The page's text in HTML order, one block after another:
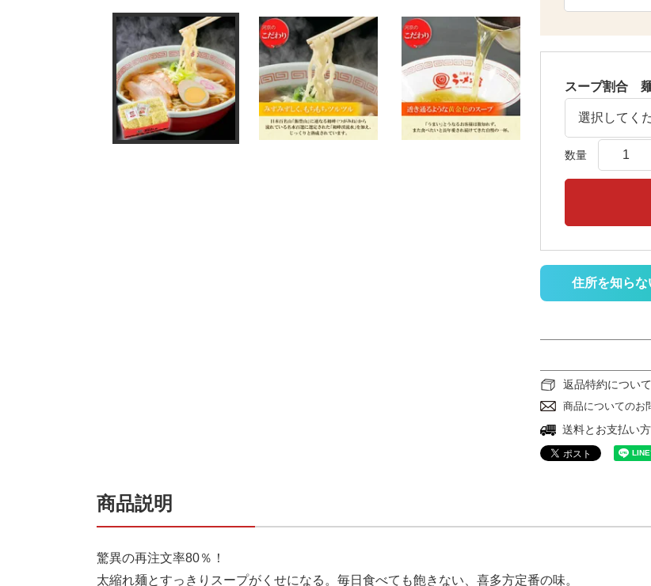
スープ割合
住所を知ら
返品特約について
商品についてのお
送料とお支払い
商品説明
驚異の再注文率80％！
太縮れ麺とすっきりスープがくせになる。毎日食べても飽きない、喜多方定番の味。